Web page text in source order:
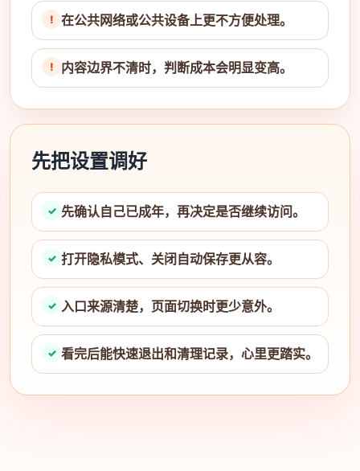
在公共网络或公共设备上更不方便处理。
内容边界不清时，判断成本会明显变高。
先把设置调好
先确认自己已成年，再决定是否继续访问。
打开隐私模式、关闭自动保存更从容。
入口来源清楚，页面切换时更少意外。
看完后能快速退出和清理记录，心里更踏实。